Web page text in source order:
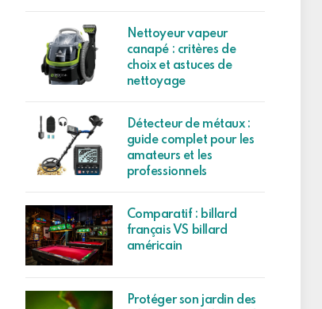
Nettoyeur vapeur
canapé : critères de
choix et astuces de
nettoyage
Détecteur de métaux :
guide complet pour les
amateurs et les
professionnels
Comparatif : billard
français VS billard
américain
Protéger son jardin des